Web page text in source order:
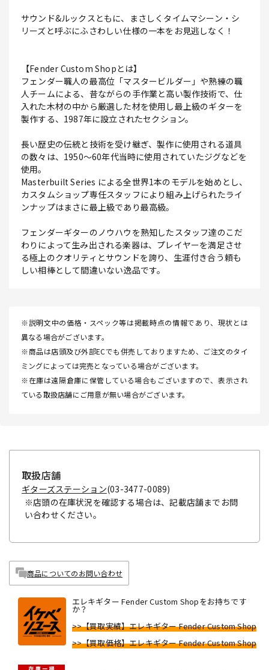
サウンド&ルックスともに、まさしくタイムマシーン・シ
リーズと呼ぶにふさわしい仕様の一本をお見逃しなく！
【Fender Custom Shopとは】
フェンダー職人の最高位「マスタービルダー」や熟練の職
人チームによる、昔ながらの手作業と高い製作技術で、仕
入れた木材の中から厳選した材を使用し最上級のギターを
製作する、1987年に設立されたセクション。
長い歴史の伝統と技術を受け継ぎ、製作に使用される道具
の数々は、1950～60年代当時に使用されていたジグなどを
使用。
Masterbuilt Series による全世界1本のモデルを始めとし、
カスタムショップ専任スタッフにより組み上げられたライ
ンナップはまさに最上級であり最高級。
フェンダーギターのノウハウを熟知したスタッフ達のこだ
わりによって生み出される楽器は、プレイヤーを満足させ
る極上のクオリティとサウンドを誇り、生涯付き合う頼も
しい相棒として間違いない逸品です。
※説明文中の価格・スペック等は掲載時点の情報であり、現状とは
異なる場合がございます。
※商品は店頭及び外部ECでも併売しておりますため、ご注文のタイ
ミングによっては完売となっている場合がございます。
※在庫は遠隔倉庫に保管している場合もございますので、表示され
ている取扱店舗にご用意が無い場合がございます。
取扱店舗
ギターズステーション(03-3477-0089)
※店頭の在庫状況を確認する場合は、記載店舗までお問
い合わせください。
商品についてのお問い合わせ
エレキギター Fender Custom Shopをお持ちです
か？
>>【買取実績】エレキギター Fender Custom Shop
>>【買取価格】エレキギター Fender Custom Shop